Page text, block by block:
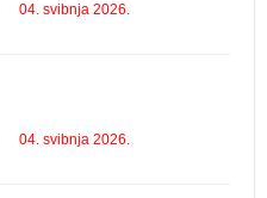
04. svibnja 2026.
04. svibnja 2026.